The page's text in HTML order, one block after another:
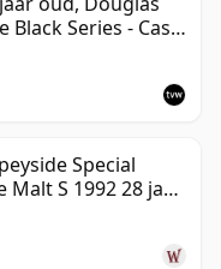
Black Series - Cask
Special
Malt S 1992 28 jaar